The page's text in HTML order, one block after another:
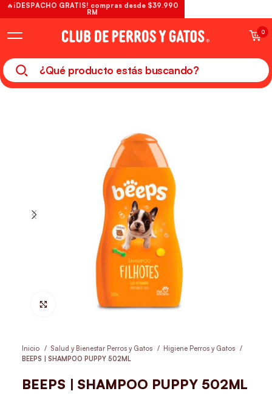
0
Hacer Zoom
Inicio Salud y Bienestar Perros y Gatos
Higiene Perros y Gatos
BEEPS | SHAMPOO PUPPY 502ML
BEEPS | SHAMPOO PUPPY 502ML
🔥¡DESPACHO GRATIS! compras desde $39.990
RM